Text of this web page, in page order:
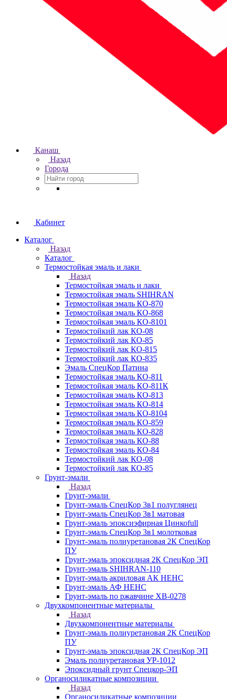
Канаш
Назад
Города
Кабинет
Каталог
Назад
Каталог
Термостойкая эмаль и лаки
Назад
Термостойкая эмаль и лаки
Термостойкая эмаль SHIHRAN
Термостойкая эмаль КО-870
Термостойкая эмаль КО-868
Термостойкая эмаль КО-8101
Термостойкий лак КО-08
Термостойкий лак КО-85
Термостойкий лак КО-815
Термостойкий лак КО-835
Эмаль СпецКор Патина
Термостойкая эмаль КО-811
Термостойкая эмаль КО-811К
Термостойкая эмаль КО-813
Термостойкая эмаль КО-814
Термостойкая эмаль КО-8104
Термостойкая эмаль КО-859
Термостойкая эмаль КО-828
Термостойкая эмаль КО-88
Термостойкая эмаль КО-84
Термостойкий лак КО-08
Термостойкий лак КО-85
Грунт-эмали
Назад
Грунт-эмали
Грунт-эмаль СпецКор 3в1 полуглянец
Грунт-эмаль СпецКор 3в1 матовая
Грунт-эмаль эпоксиэфирная Цинкоfull
Грунт-эмаль СпецКор 3в1 молотковая
Грунт-эмаль полиуретановая 2К СпецКор
ПУ
Грунт-эмаль эпоксидная 2К СпецКор ЭП
Грунт-эмаль SHIHRAN-110
Грунт-эмаль акриловая АК НЕНС
Грунт-эмаль АФ НЕНС
Грунт-эмаль по ржавчине ХВ-0278
Двухкомпонентные материалы
Назад
Двухкомпонентные материалы
Грунт-эмаль полиуретановая 2К СпецКор
ПУ
Грунт-эмаль эпоксидная 2К СпецКор ЭП
Эмаль полиуретановая УР-1012
Эпоксидный грунт Спецкор-ЭП
Органосиликатные композиции
Назад
Органосиликатные композиции